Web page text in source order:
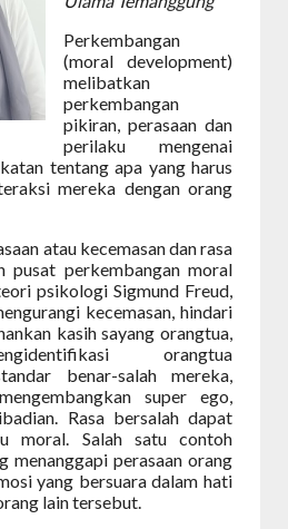
Perkembangan
(moral development)
melibatkan
perkembangan
pikiran, perasaan dan
perilaku mengenai
tentang apa yang harus
mereka dengan orang
atau kecemasan dan rasa
pusat perkembangan moral
psikologi Sigmund Freud,
kecemasan, hindari
kasih sayang orangtua,
orangtua
benar-salah mereka,
super ego,
Rasa bersalah dapat
moral. Salah satu contoh
menanggapi perasaan orang
yang bersuara dalam hati
lain tersebut.